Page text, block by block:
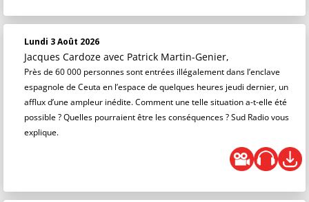
Lundi 3 Août 2026
Jacques Cardoze avec Patrick Martin-Genier,
Près de 60 000 personnes sont entrées illégalement dans l’enclave
espagnole de Ceuta en l’espace de quelques heures jeudi dernier, un
afflux d’une ampleur inédite. Comment une telle situation a-t-elle été
possible ? Quelles pourraient être les conséquences ? Sud Radio vous
explique.